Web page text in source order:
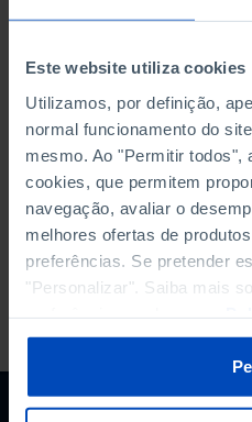
Este website utiliza cookies
Utilizamos, por definição,
normal funcionamento do
mesmo. Ao "Permitir todos",
cookies, que permitem
navegação, avaliar o
melhores ofertas de
preferências. Se pretender
"Personalizar". Saiba mais
Sources/Entities: Eurostat | ECB |
Please wait while content
SUBSCRIBE TO